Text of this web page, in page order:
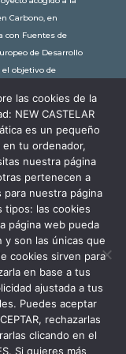
Carbono, en
con Fuentes de
de Desarrollo
el objetivo de
de 60kW, la
34,79
116.677 km en coche
las cookies de la
NEW CASTELAR
es un pequeño
tu ordenador,
nuestra página
pertenecen a
nuestra página
tipos: las cookies
página web pueda
son las únicas que
cookies sirven para
en base a tus
ajustada a tus
Puedes aceptar
rechazarlas
clicando en el
Si quieres más